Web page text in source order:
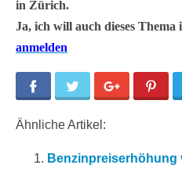
in Zürich.
Ja, ich will auch dieses
anmelden
Facebook Twitter Google+
Ähnliche Artikel:
Benzinpreiserhöhung